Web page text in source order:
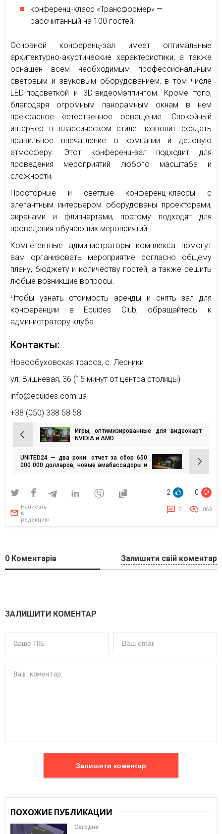
конференц-класс «Трансформер» —
рассчитанный на 100 гостей.
Основной конференц-зал имеет оптимальные
архитектурно-акустические характеристики, а также
оснащен всем необходимым профессиональным
световым и звуковым оборудованием, в том числе
LED-подсветкой и 3D-видеомэппингом. Кроме того,
благодаря огромным панорамным окнам в нем
прекрасное естественное освещение. Спокойный
интерьер в классическом стиле позволит создать
правильное впечатление о компании и деловую
атмосферу. Этот конференц-зал подходит для
проведения мероприятий любого масштаба и
сложности.
Просторные и светлые конференц-классы с
элегантным интерьером оборудованы проекторами,
экранами и флипчартами, поэтому подходят для
проведения обучающих мероприятий.
Компетентные администраторы комплекса помогут
вам организовать мероприятие согласно общему
плану, бюджету и количеству гостей, а также решить
любые возникшие вопросы.
Чтобы узнать стоимость аренды и снять зал для
конференции в Equides Club, обращайтесь к
администратору клуба.
Контакты:
Новообуховская трасса, с. Лесники
ул. Вишневая, 36 (15 минут от центра столицы)
info@equides.com.ua
+38 (050) 338 58 58
Навигация
по
записям
Игры, оптимизированные для видеокарт
NVIDIA и AMD
UNITED24 — два роки: отчет за сбор 650
000 000 долларов, новые амабассадоры и
2 0
Написать
в
редакцию
0 863
0 Коментарів Залишити свій коментар
ЗАЛИШИТИ КОМЕНТАР
Залишити коментар
ПОХОЖИЕ ПУБЛИКАЦИИ
Сегодня